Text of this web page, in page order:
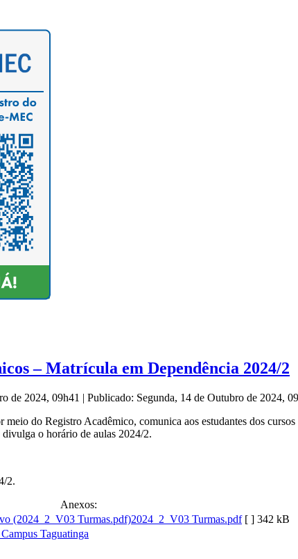
– Matrícula em Dependência 2024/2
de 2024, 09h41 | Publicado: Segunda, 14 de Outubro de 2024,
do Registro Acadêmico, comunica aos estudantes dos
o horário de aulas 2024/2.
2.
Anexos:
2024_2_V03 Turmas.pdf [ ] 342 kB
Taguatinga